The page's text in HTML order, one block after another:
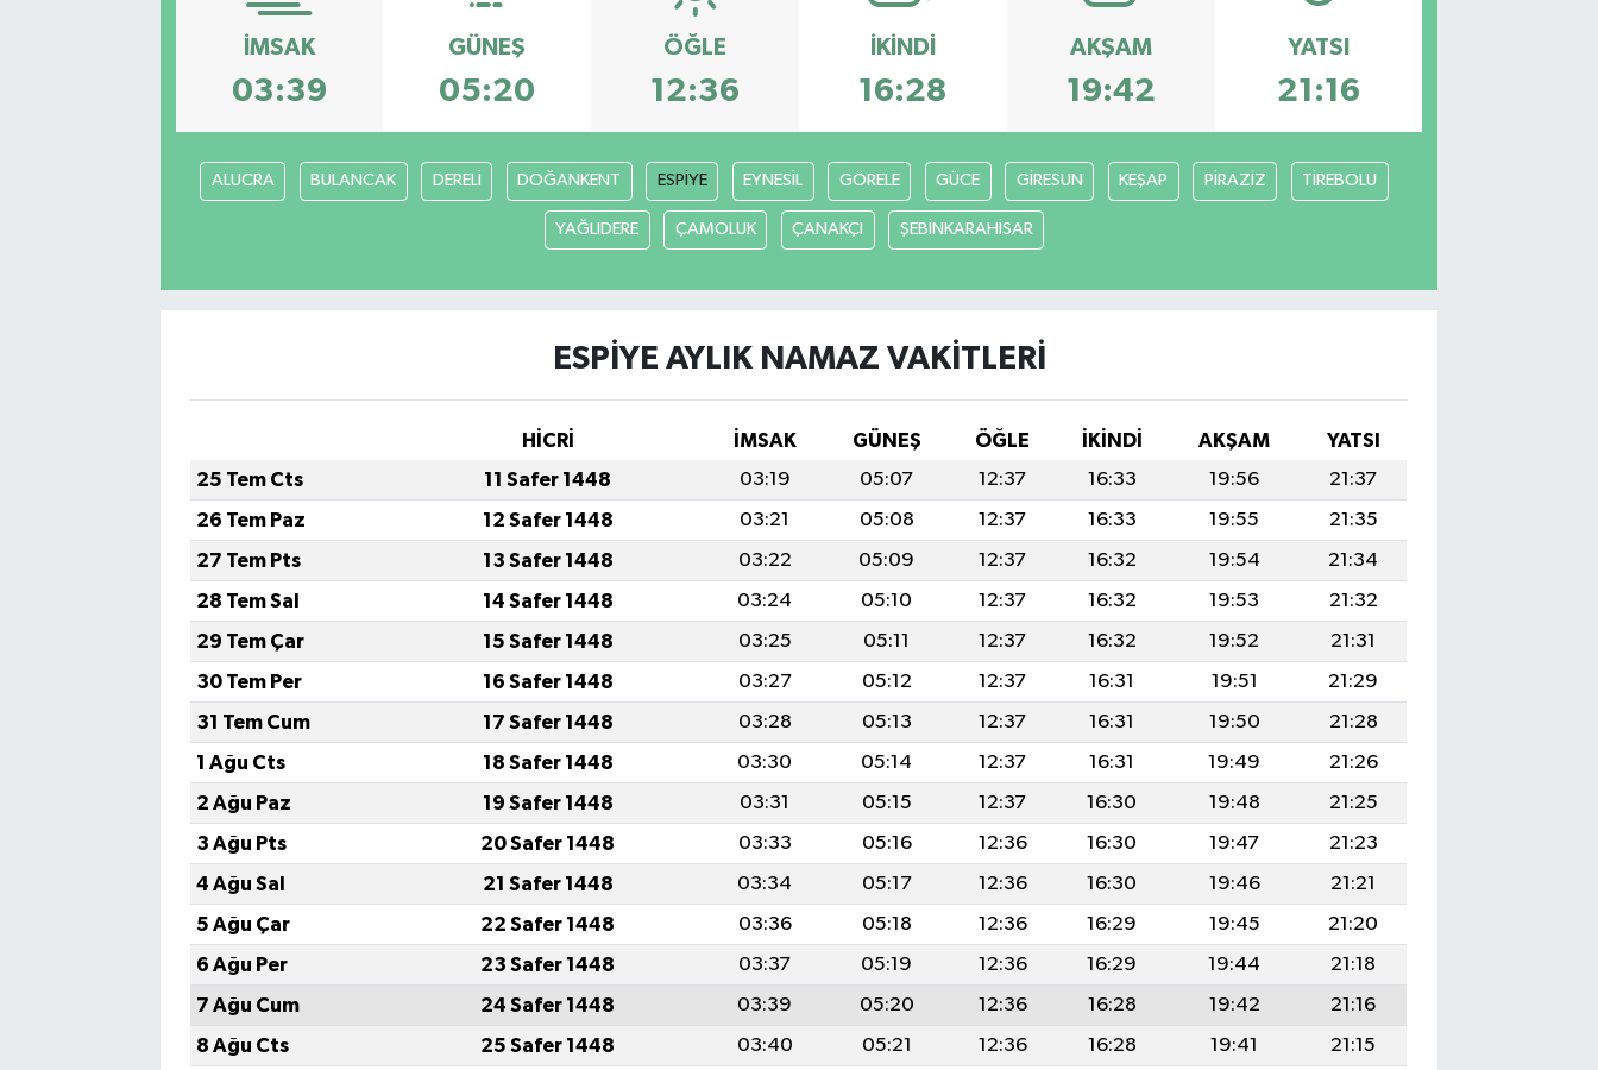
İMSAK
03:39
GÜNEŞ
05:20
ÖĞLE
12:36
İKINDI
16:28
AKŞAM
19:42
YATSI
21:16
ALUCRA BULANCAK DERELİ DOĞANKENT ESPİYE EYNESİL GÖRELE GÜCE GİRESUN KEŞAP PİRAZİZ TİREBOLU
YAĞLIDERE ÇAMOLUK ÇANAKÇI ŞEBİNKARAHİSAR
ESPİYE AYLIK NAMAZ VAKITLERI
HİCRİ İMSAK GÜNEŞ ÖĞLE İKINDI AKŞAM
YATSI
25 Tem Cts
11 Safer 1448 03:19 05:07 12:37 16:33 19:56
21:37
26 Tem Paz
12 Safer 1448 03:21 05:08 12:37 16:33 19:55
21:35
27 Tem Pts
13 Safer 1448 03:22 05:09 12:37 16:32 19:54
21:34
28 Tem Sal
14 Safer 1448 03:24 05:10 12:37 16:32 19:53
21:32
29 Tem Çar
15 Safer 1448 03:25 05:11 12:37 16:32 19:52
21:31
30 Tem Per
16 Safer 1448 03:27 05:12 12:37 16:31 19:51
21:29
31 Tem Cum
17 Safer 1448 03:28 05:13 12:37 16:31 19:50
21:28
1 Ağu Cts
18 Safer 1448 03:30 05:14 12:37 16:31 19:49
21:26
2 Ağu Paz
19 Safer 1448 03:31 05:15 12:37 16:30 19:48
21:25
3 Ağu Pts
20 Safer 1448 03:33 05:16 12:36 16:30 19:47
21:23
4 Ağu Sal
21 Safer 1448 03:34 05:17 12:36 16:30 19:46
21:21
5 Ağu Çar
22 Safer 1448 03:36 05:18 12:36 16:29 19:45
21:20
6 Ağu Per
23 Safer 1448 03:37 05:19 12:36 16:29 19:44
21:18
7 Ağu Cum
24 Safer 1448 03:39 05:20 12:36 16:28 19:42
21:16
8 Ağu Cts
25 Safer 1448 03:40 05:21 12:36 16:28 19:41
21:15